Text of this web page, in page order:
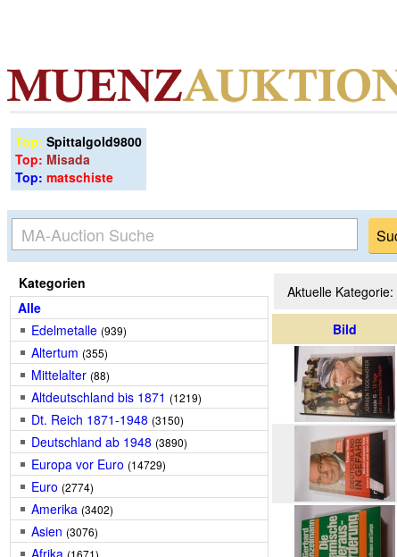
Top: Spittalgold9800
Top: Misada
Top: matschiste
Kategorien
Alle
Edelmetalle (939)
Altertum (355)
Mittelalter (88)
Altdeutschland bis 1871 (1219)
Dt. Reich 1871-1948 (3150)
Deutschland ab 1948 (3890)
Europa vor Euro (14729)
Euro (2774)
Amerika (3402)
Asien (3076)
Afrika (1671)
Aktuelle Kategorie:
Bild